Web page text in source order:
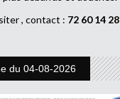
, contact : 72 60 14 28
du 04-08-2026